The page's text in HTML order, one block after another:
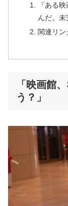
『ある
んだ。未
関連リン
「映画館
う？」